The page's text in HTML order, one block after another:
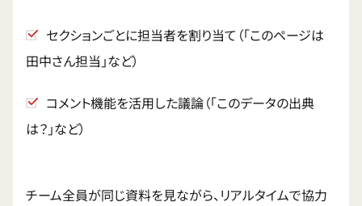
セクションごとに担当者を割り当て（「このページは
田中さん担当」など）
コメント機能を活用した議論（「このデータの出典
は？」など）
チーム全員が同じ資料を見ながら、リアルタイムで協力